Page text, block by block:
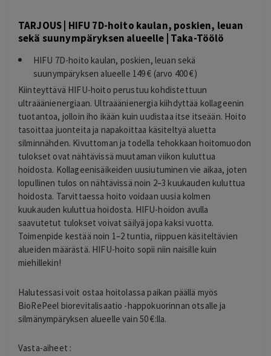
TARJOUS | HIFU 7D-hoito kaulan, poskien, leuan
sekä suunympäryksen alueelle | Taka-Töölö
HIFU 7D-hoito kaulan, poskien, leuan sekä
suunympäryksen alueelle 149 € (arvo 400 €)
Kiinteyttävä HIFU-hoito perustuu kohdistettuun
ultraäänienergiaan. Ultraäänienergia kiihdyttää kollageenin
tuotantoa, jolloin iho ikään kuin uudistaa itse itseään. Hoito
tasoittaa juonteita ja napakoittaa käsiteltyä aluetta
silminnähden. Kivuttoman ja todella tehokkaan hoitomuodon
tulokset ovat nähtävissä muutaman viikon kuluttua
hoidosta. Kollageenisäikeiden uusiutuminen vie aikaa, joten
lopullinen tulos on nähtävissä noin 2–3 kuukauden kuluttua
hoidosta. Tarvittaessa hoito voidaan uusia kolmen
kuukauden kuluttua hoidosta. HIFU-hoidon avulla
saavutetut tulokset voivat säilyä jopa kaksi vuotta.
Toimenpide kestää noin 1–2 tuntia, riippuen käsiteltävien
alueiden määrästä. HIFU-hoito sopii niin naisille kuin
miehillekin!
Halutessasi voit ostaa hoitolassa paikan päällä myös
BioRePeel biorevitalisaatio -happokuorinnan otsalle ja
silmänympäryksen alueelle vain 50 €:lla.
Vasta-aiheet :